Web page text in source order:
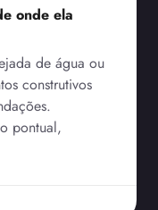
onde ela
de água ou
construtivos
pontual,